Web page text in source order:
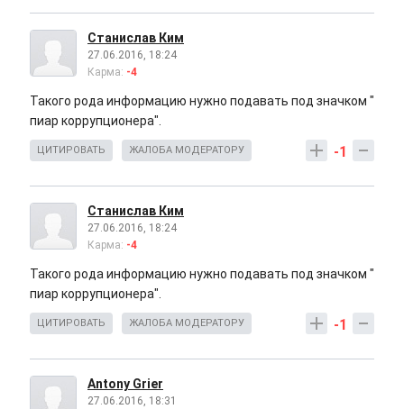
Станислав Ким
27.06.2016, 18:24
Карма: -4
Такого рода информацию нужно подавать под значком "
пиар коррупционера".
-1
ЦИТИРОВАТЬ ЖАЛОБА МОДЕРАТОРУ
Станислав Ким
27.06.2016, 18:24
Карма: -4
Такого рода информацию нужно подавать под значком "
пиар коррупционера".
-1
ЦИТИРОВАТЬ ЖАЛОБА МОДЕРАТОРУ
Antony Grier
27.06.2016, 18:31